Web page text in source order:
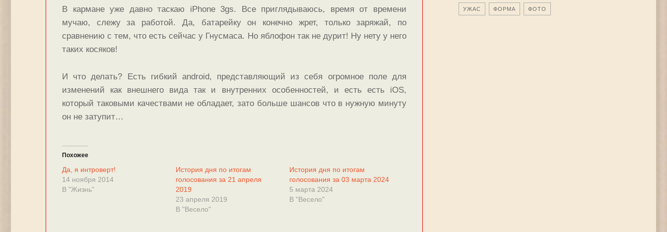
В кармане уже давно таскаю iPhone 3gs. Все приглядываюсь, время от времени
мучаю, слежу за работой. Да, батарейку он конечно жрет, только заряжай, по
сравнению с тем, что есть сейчас у Гнусмаса. Но яблофон так не дурит! Ну нету у него
таких косяков!
И что делать? Есть гибкий android, представляющий из себя огромное поле для
изменений как внешнего вида так и внутренних особенностей, и есть есть iOS,
который таковыми качествами не обладает, зато больше шансов что в нужную минуту
он не затупит…
Похожее
Да, я интроверт!
14 ноября 2014
В "Жизнь"
История дня по итогам
голосования за 21 апреля
2019
23 апреля 2019
В "Весело"
История дня по итогам
голосования за 03 марта 2024
5 марта 2024
В "Весело"
УЖАС ФОРМА ФОТО